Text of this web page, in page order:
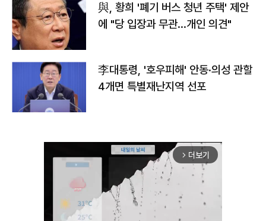
與, 황희 '폐기 버스 청년 주택' 제안
에 "당 입장과 무관…개인 의견"
李대통령, '호우피해' 안동·의성 관할
4개면 특별재난지역 선포
arrow_forward_ios 더보기